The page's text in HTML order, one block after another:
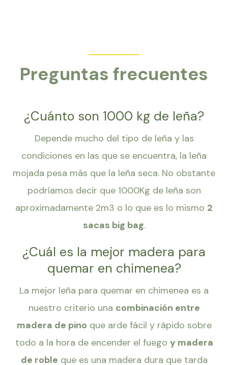
Preguntas frecuentes
¿Cuánto son 1000 kg de leña?
Depende mucho del tipo de leña y las
condiciones en las que se encuentra, la leña
mojada pesa más que la leña seca. No obstante
podríamos decir que 1000Kg de leña son
aproximadamente 2m3 o lo que es lo mismo 2
sacas big bag.
¿Cuál es la mejor madera para
quemar en chimenea?
La mejor leña para quemar en chimenea es a
nuestro criterio una combinación entre
madera de pino que arde fácil y rápido sobre
todo a la hora de encender el fuego y madera
de roble que es una madera dura que tarda